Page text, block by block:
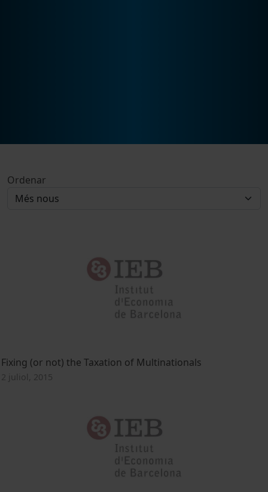
Ordenar
Fixing (or not) the Taxation of Multinationals
2 juliol, 2015